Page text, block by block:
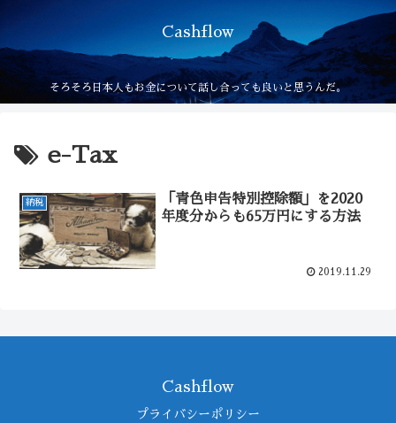
Cashflow
そろそろ日本人もお金について話し合っても良いと思うんだ。
e-Tax
納税
「青色申告特別控除額」を2020
年度分からも65万円にする方法
2019.11.29
Cashflow
プライバシーポリシー